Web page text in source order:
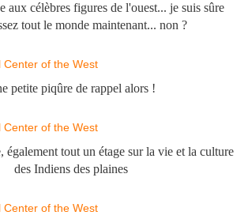
aux célèbres figures de l'ouest... je suis sûre
tout le monde maintenant... non ?
petite piqûre de rappel alors !
également tout un étage sur la vie et la culture
des Indiens des plaines